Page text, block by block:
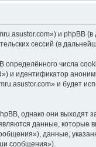
и phpBB
сессий (в
числа
и идентификатор
и будет
однако они выходят
данные, которые
данные,
сообщения»).